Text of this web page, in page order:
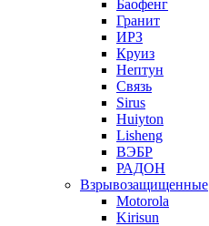
Баофенг
Гранит
ИРЗ
Круиз
Нептун
Связь
Sirus
Huiyton
Lisheng
ВЭБР
РАДОН
Взрывозащищенные
Motorola
Kirisun